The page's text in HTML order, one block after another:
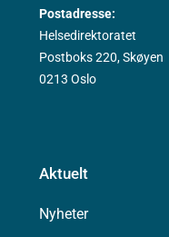
Postadresse:
Helsedirektoratet
Postboks 220, Skøyen
0213 Oslo
Aktuelt
Nyheter